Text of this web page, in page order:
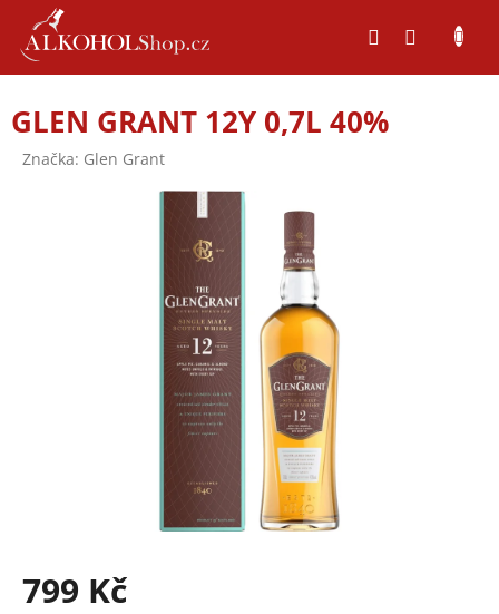
obsah
GLEN GRANT 12Y 0,7L 40%
Značka: Glen Grant
799 Kč